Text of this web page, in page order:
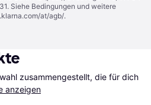
Siehe Bedingungen und weitere
at/agb/.
zusammengestellt, die für dich
anzeigen